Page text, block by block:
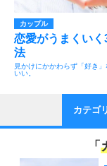
カップル
恋愛がうまくいく
法
見かけにかかわらず「好き
いい。
カテゴ
「